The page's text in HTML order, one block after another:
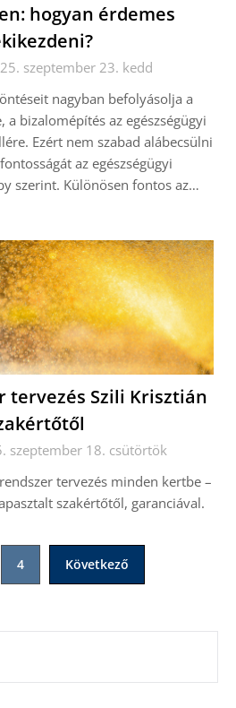
hogyan érdemes
szeptember 23. kedd
nagyban befolyásolja a
a bizalomépítés az egészségügyi
Ezért nem szabad alábecsülni
az egészségügyi
szerint. Különösen fontos az…
tervezés Szili Krisztián
szeptember 18. csütörtök
tervezés minden kertbe –
szakértőtől, garanciával.
4 Következő